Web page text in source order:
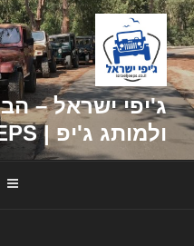
דילוג
לתוכן
ג'יפי ישראל –
ולמותג ג'יפ | ISRAEL JEEPS